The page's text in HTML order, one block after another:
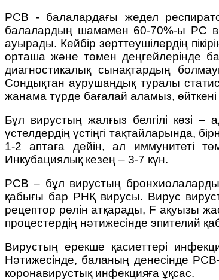
РСВ - балалардағы жедел
балалардың шамамен 60-70%-ы PC
ауырады. Кейбір зерттеушілердің
орташа және төмен деңгейлерінде
диагностикалық сынақтардың
Сондықтан аурушаңдық туралы
жанама түрде бағалай аламыз,
Бұл вирустың жалғыз белгілі көзі
үстелдердің үстіңгі тақтайларында,
1-2 аптаға дейін, ал иммунитеті
Инкубациялық кезең – 3-7 күн.
РСВ – бұл вирустың
қабығы бар РНҚ вирусы. Вирус
рецептор рөлін атқарады, F ақуызы
процестердің нәтижесінде эпителий
Вирустың ерекше қасиеттері
Нәтижесінде, баланың денесінде
коронавирустық инфекцияға ұқсас.